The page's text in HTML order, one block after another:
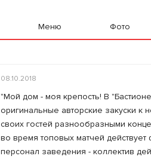
Меню Фото
08.10.2018
"Мой дом - моя крепость! В
оригинальные авторские закуски к
своих гостей разнообразными
во время топовых матчей действует
персонал заведения - коллектив